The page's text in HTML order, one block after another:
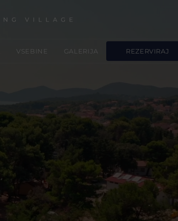
VSEBINE GALERIJA REZERVIRAJ